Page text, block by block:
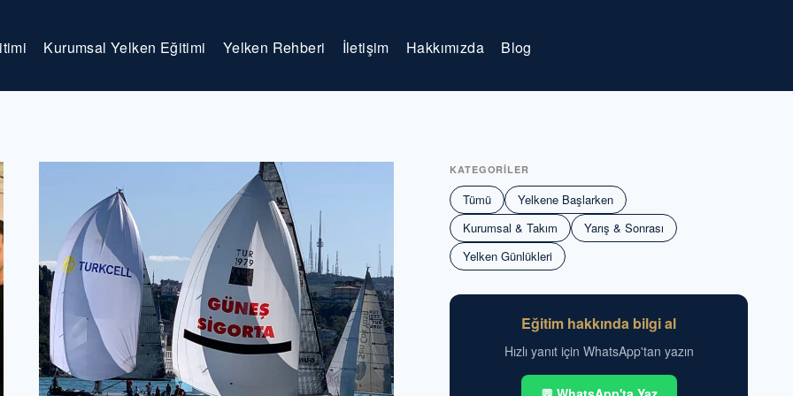
Kurumsal Yelken Eğitimi Yelken Rehberi İletişim Hakkımızda Blog
KATEGORİLER
Tümü
Yelkene Başlarken
Kurumsal & Takım
Yarış & Sonrası
Yelken Günlükleri
Eğitim hakkında bilgi al
Hızlı yanıt için WhatsApp'tan yazın